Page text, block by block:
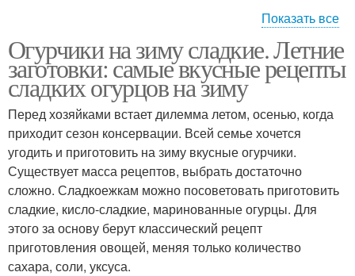
Банка на зиму
Рецепт на литровую
банку
Огурцы в литровых
банках
Кисло-сладкие огурцы
Овощи в банки Литровая банка
Показать все
Огурчики на зиму сладкие. Летние
заготовки: самые вкусные рецепты
сладких огурцов на зиму
Перед хозяйками встает дилемма летом, осенью, когда
приходит сезон консервации. Всей семье хочется
угодить и приготовить на зиму вкусные огурчики.
Существует масса рецептов, выбрать достаточно
сложно. Сладкоежкам можно посоветовать приготовить
сладкие, кисло-сладкие, маринованные огурцы. Для
этого за основу берут классический рецепт
приготовления овощей, меняя только количество
сахара, соли, уксуса.